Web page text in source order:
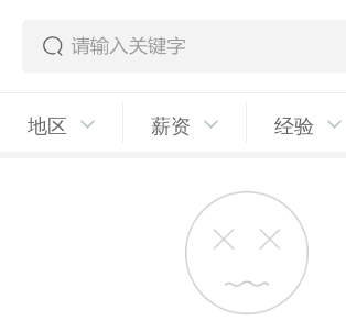
地区 薪资 经验